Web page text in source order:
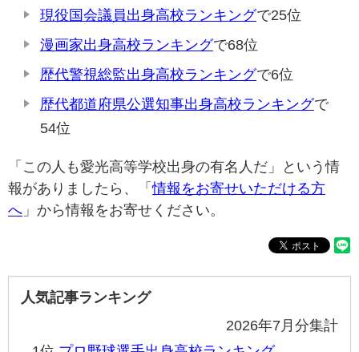
現役国会議員出身高校ランキングで25位
漫画家出身高校ランキングで68位
歴代警視総監出身高校ランキングで6位
歴代都道府県公選知事出身高校ランキングで
54位
「この人も愛光高等学校出身の有名人だ」という情
報がありましたら、「情報をお寄せいただける方
へ 」から情報をお寄せください。
人気記事ランキング
2026年7月分集計